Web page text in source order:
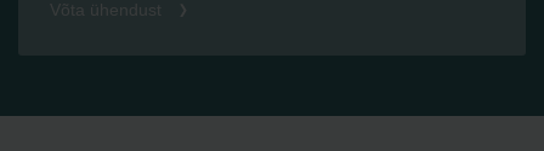
Võta ühendust